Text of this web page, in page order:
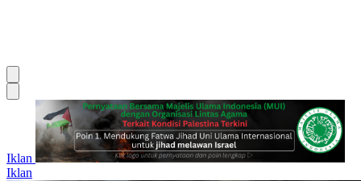
Iklan
Iklan